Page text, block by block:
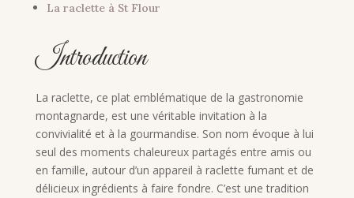
La raclette à St Flour
Introduction
La raclette, ce plat emblématique de la gastronomie
montagnarde, est une véritable invitation à la
convivialité et à la gourmandise. Son nom évoque à lui
seul des moments chaleureux partagés entre amis ou
en famille, autour d’un appareil à raclette fumant et de
délicieux ingrédients à faire fondre. C’est une tradition